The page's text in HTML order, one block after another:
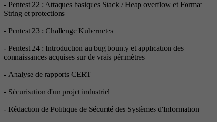
- Pentest 22 : Attaques basiques Stack / Heap overflow et Format
String et protections
- Pentest 23 : Challenge Kubernetes
- Pentest 24 : Introduction au bug bounty et application des
connaissances acquises sur de vrais périmètres
- Analyse de rapports CERT
- Sécurisation d'un projet industriel
- Rédaction de Politique de Sécurité des Systèmes d'Information